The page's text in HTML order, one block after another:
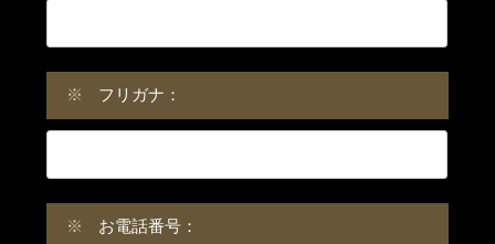
※ フリガナ：
※ お電話番号：